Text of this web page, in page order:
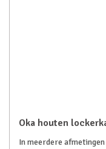
Oka houten
In meerdere